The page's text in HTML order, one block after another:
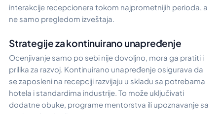
interakcije recepcionera tokom najprometnijih perioda, a
ne samo pregledom izveštaja.
Strategije za kontinuirano unapređenje
Ocenjivanje samo po sebi nije dovoljno, mora ga pratiti i
prilika za razvoj. Kontinuirano unapređenje osigurava da
se zaposleni na recepciji razvijaju u skladu sa potrebama
hotela i standardima industrije. To može uključivati
dodatne obuke, programe mentorstva ili upoznavanje sa